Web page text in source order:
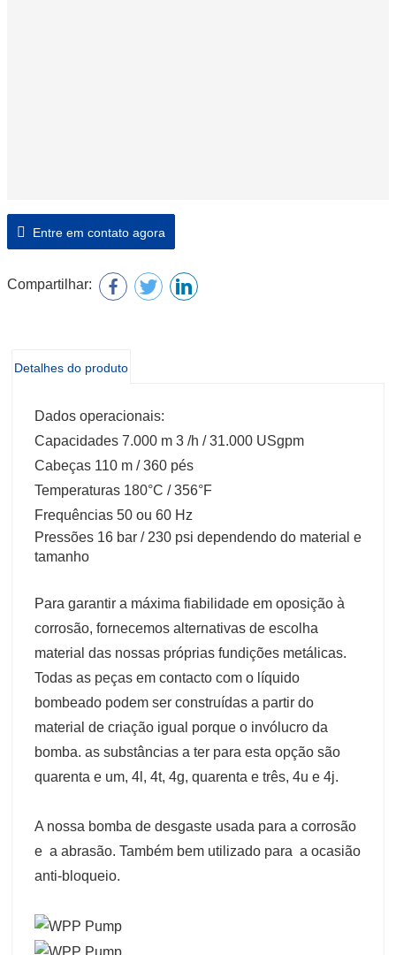
Entre em contato agora
Compartilhar:
Detalhes do produto
Dados operacionais:
Capacidades 7.000 m 3 /h / 31.000 USgpm
Cabeças 110 m / 360 pés
Temperaturas 180°C / 356°F
Frequências 50 ou 60 Hz
Pressões 16 bar / 230 psi dependendo do material e
tamanho
Para garantir a máxima fiabilidade em oposição à
corrosão, fornecemos alternativas de escolha
material das nossas próprias fundições metálicas.
Todas as peças em contacto com o líquido
bombeado podem ser construídas a partir do
material de criação igual porque o invólucro da
bomba. as substâncias a ter para esta opção são
quarenta e um, 4l, 4t, 4g, quarenta e três, 4u e 4j.
A nossa bomba de desgaste usada para a corrosão
e a abrasão. Também bem utilizado para a ocasião
anti-bloqueio.